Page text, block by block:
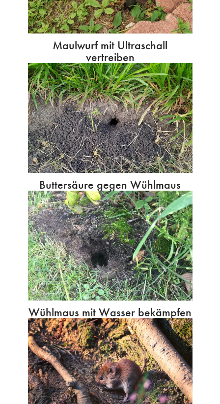
Maulwurf mit Ultraschall
vertreiben
Buttersäure gegen Wühlmaus
Wühlmaus mit Wasser bekämpfen